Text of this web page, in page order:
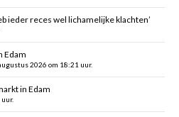
ieder reces wel lichamelijke klachten’
Edam
2026 om 18:21 uur.
in Edam